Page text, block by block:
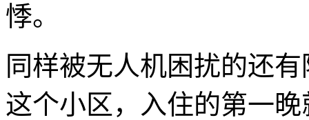
悸。
同样被无人机困扰的还
这个小区，入住的第一